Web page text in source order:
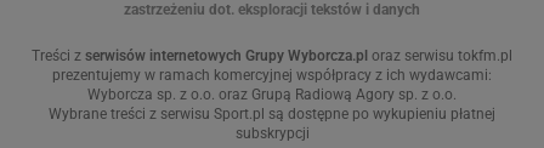
zastrzeżeniu dot. eksploracji tekstów i danych
Treści z serwisów internetowych Grupy Wyborcza.pl oraz serwisu tokfm.pl
prezentujemy w ramach komercyjnej współpracy z ich wydawcami:
Wyborcza sp. z o.o. oraz Grupą Radiową Agory sp. z o.o.
Wybrane treści z serwisu Sport.pl są dostępne po wykupieniu płatnej
subskrypcji